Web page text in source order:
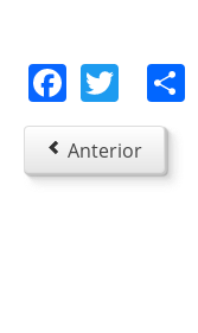
Anterior